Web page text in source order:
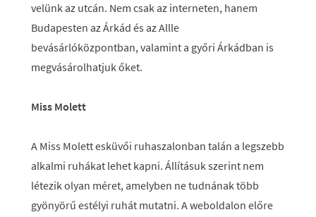
velünk az utcán. Nem csak az interneten, hanem
Budapesten az Árkád és az Allle
bevásárlóközpontban, valamint a győri Árkádban is
megvásárolhatjuk őket.
Miss Molett
A Miss Molett esküvői ruhaszalonban talán a legszebb
alkalmi ruhákat lehet kapni. Állításuk szerint nem
létezik olyan méret, amelyben ne tudnának több
gyönyörű estélyi ruhát mutatni. A weboldalon előre